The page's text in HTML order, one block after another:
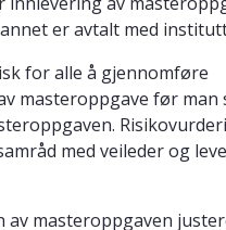
er avtalt med
for alle å gjennomføre
masteroppgave før man
med veileder og
av masteroppgaven